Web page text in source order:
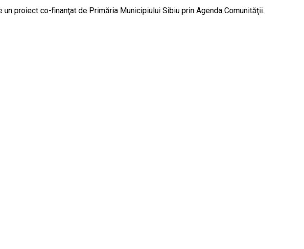
proiect co-finanţat de Primăria Municipiului Sibiu prin Agenda Comunităţii.